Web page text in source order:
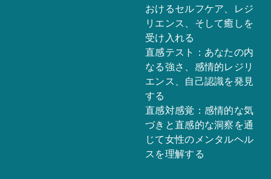
おけるセルフケア、レジ
リエンス、そして癒しを
受け入れる
直感テスト：あなたの内
なる強さ、感情的レジリ
エンス、自己認識を発見
する
直感対感覚：感情的な気
づきと直感的な洞察を通
じて女性のメンタルヘル
スを理解する